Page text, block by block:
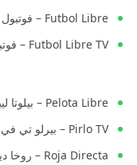
Futbol Libre – فوتبول ليبري
Futbol Libre TV – فوتبول ليبري تي في
Pelota Libre – بيلوتا ليبري
Pirlo TV – بيرلو تي في
Roja Directa – روخا ديريكتا